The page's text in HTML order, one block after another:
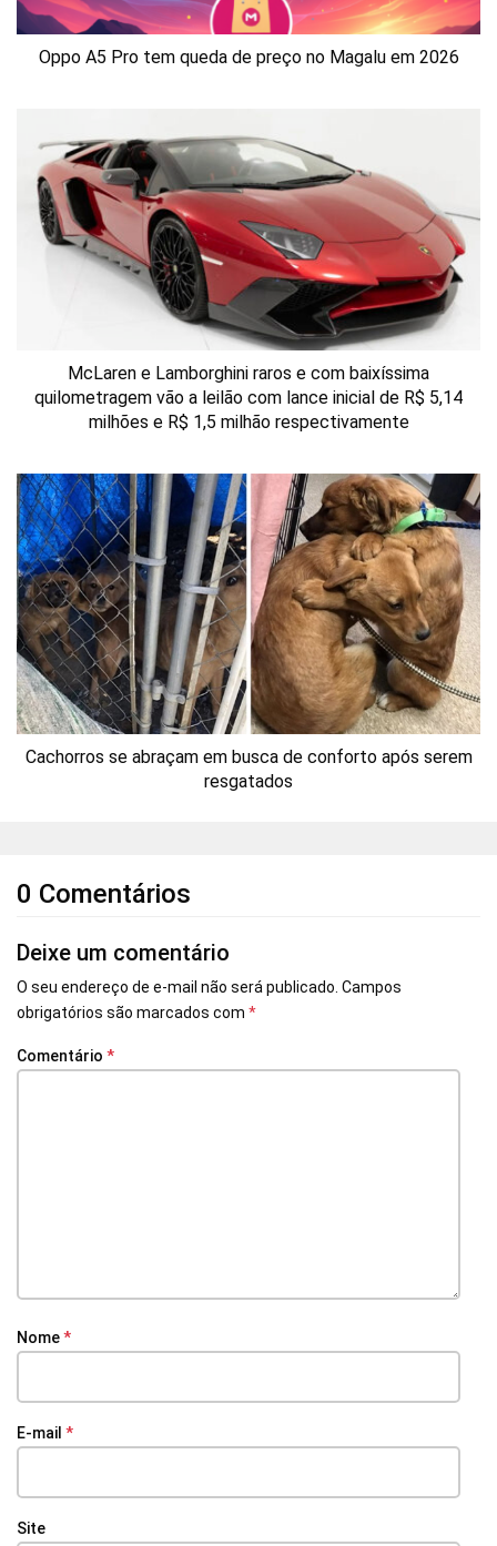
Oppo A5 Pro tem queda de preço no Magalu em 2026
McLaren e Lamborghini raros e com baixíssima
quilometragem vão a leilão com lance inicial de R$ 5,14
milhões e R$ 1,5 milhão respectivamente
Cachorros se abraçam em busca de conforto após serem
resgatados
0 Comentários
Deixe um comentário
O seu endereço de e-mail não será publicado. Campos
obrigatórios são marcados com *
Comentário *
Nome*
E-mail *
Site